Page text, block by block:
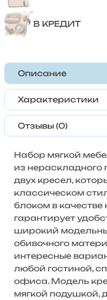
В КРЕДИТ
Описание
Характеристики
Отзывы (0)
Набор мягкой
из нераскладного
двух кресел,
классическом
блоком в качестве
гарантирует
широкий
обивочного
интересные
любой гостиной,
офиса. Модель
мягкой подушкой,